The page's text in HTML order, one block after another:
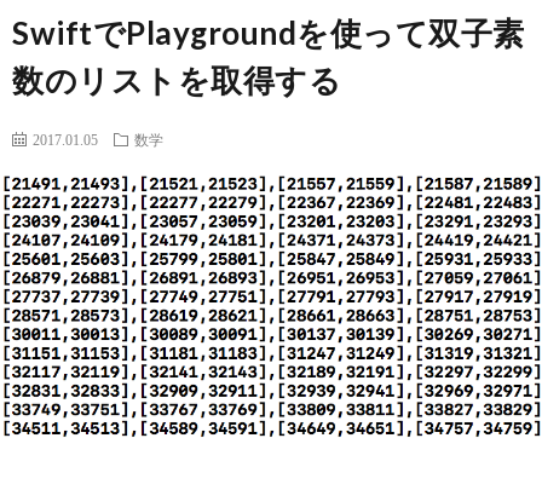
SwiftでPlaygroundを使って双子素
数のリストを取得する
2017.01.05 数学